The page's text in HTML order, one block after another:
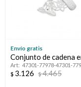
Envío gratis
Conjunto de cadena
925 y dijes,
47301-77978-47301-
$ 3.126 $4.465